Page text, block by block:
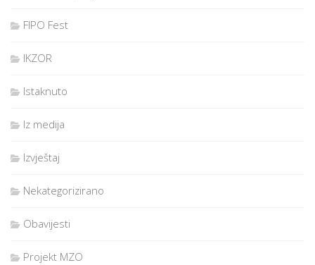
FIPO Fest
IKZOR
Istaknuto
Iz medija
Izvještaj
Nekategorizirano
Obavijesti
Projekt MZO